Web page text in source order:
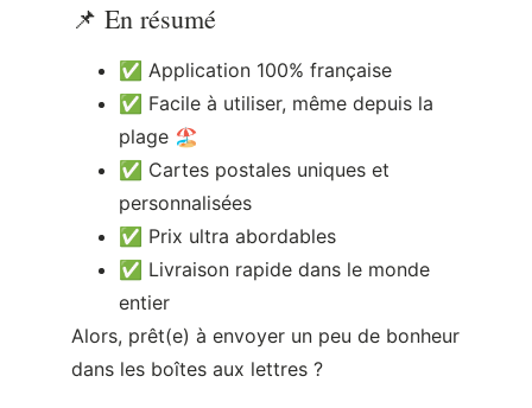
📌 En résumé
✅ Application 100% française
✅ Facile à utiliser, même depuis la
plage 🏖️
✅ Cartes postales uniques et
personnalisées
✅ Prix ultra abordables
✅ Livraison rapide dans le monde
entier
Alors, prêt(e) à envoyer un peu de bonheur
dans les boîtes aux lettres ?